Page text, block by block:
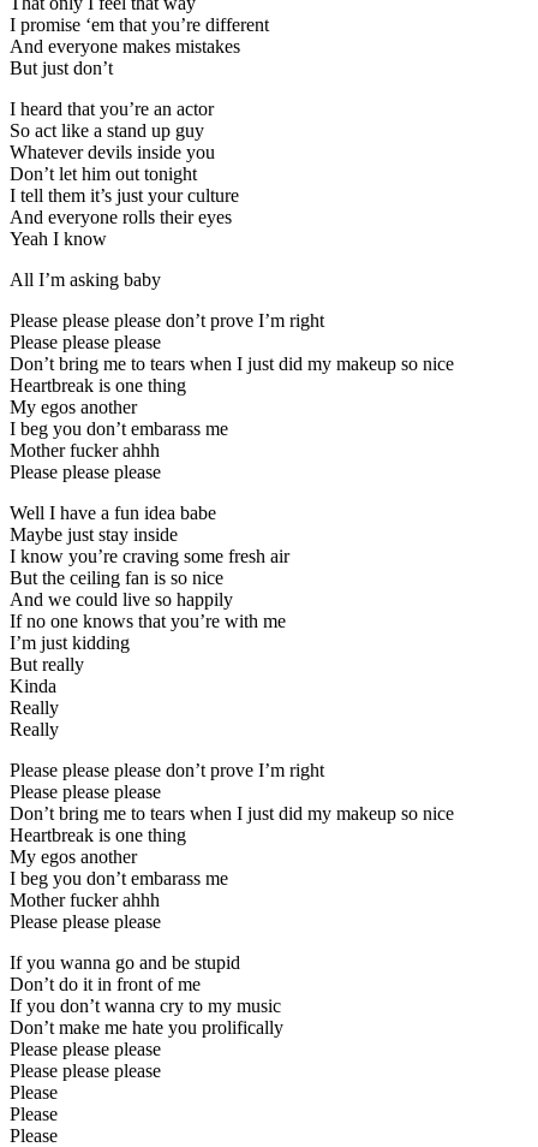
I promise ‘em that you’re different
And everyone makes mistakes
But just don’t
I heard that you’re an actor
So act like a stand up guy
Whatever devils inside you
Don’t let him out tonight
I tell them it’s just your culture
And everyone rolls their eyes
Yeah I know
All I’m asking baby
Please please please don’t prove I’m right
Please please please
Don’t bring me to tears when I just did my makeup so nice
Heartbreak is one thing
My egos another
I beg you don’t embarass me
Mother fucker ahhh
Please please please
Well I have a fun idea babe
Maybe just stay inside
I know you’re craving some fresh air
But the ceiling fan is so nice
And we could live so happily
If no one knows that you’re with me
I’m just kidding
But really
Kinda
Really
Really
Please please please don’t prove I’m right
Please please please
Don’t bring me to tears when I just did my makeup so nice
Heartbreak is one thing
My egos another
I beg you don’t embarass me
Mother fucker ahhh
Please please please
If you wanna go and be stupid
Don’t do it in front of me
If you don’t wanna cry to my music
Don’t make me hate you prolifically
Please please please
Please please please
Please
Please
Please